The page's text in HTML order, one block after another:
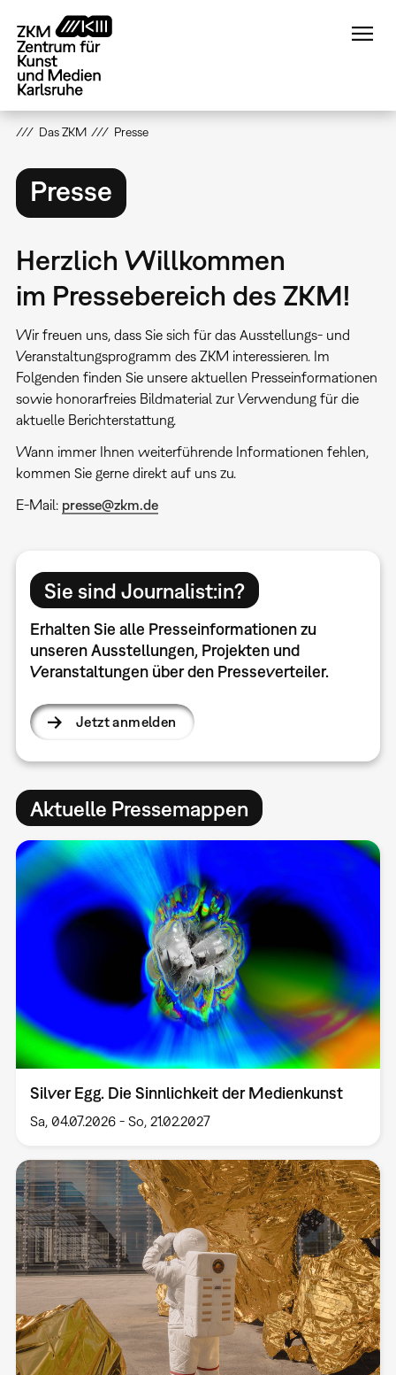
zum
Inhalt
Das ZKM Presse
Presse
Herzlich Willkommen
im Pressebereich des ZKM!
Wir freuen uns, dass Sie sich für das Ausstellungs- und
Veranstaltungsprogramm des ZKM interessieren. Im
Folgenden finden Sie unsere aktuellen Presseinformationen
sowie honorarfreies Bildmaterial zur Verwendung für die
aktuelle Berichterstattung.
Wann immer Ihnen weiterführende Informationen fehlen,
kommen Sie gerne direkt auf uns zu.
E-Mail: presse@zkm.de
Sie sind Journalist:in?
Erhalten Sie alle Presseinformationen zu
unseren Ausstellungen, Projekten und
Veranstaltungen über den Presseverteiler.
Jetzt anmelden
Aktuelle Pressemappen
Silver Egg. Die Sinnlichkeit der Medienkunst
Sa, 04.07.2026- So, 21.02.2027